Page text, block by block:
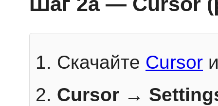
Скачайте Cursor
Cursor →